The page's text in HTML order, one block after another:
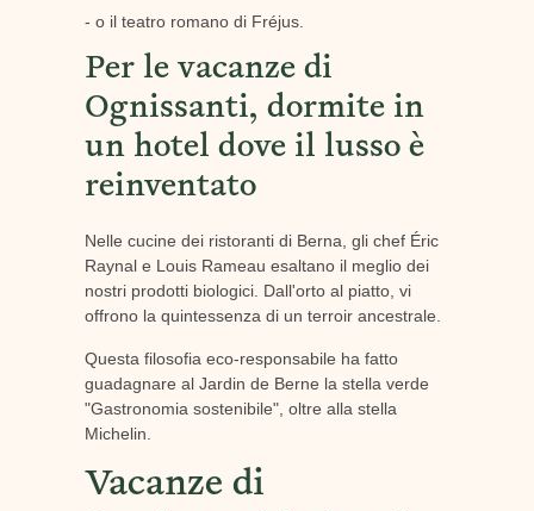
- o il teatro romano di Fréjus.
Per le vacanze di
Ognissanti, dormite in
un hotel dove il lusso è
reinventato
Nelle cucine dei ristoranti di Berna, gli chef Éric
Raynal e Louis Rameau esaltano il meglio dei
nostri prodotti biologici. Dall'orto al piatto, vi
offrono la quintessenza di un terroir ancestrale.
Questa filosofia eco-responsabile ha fatto
guadagnare al Jardin de Berne la stella verde
"Gastronomia sostenibile", oltre alla stella
Michelin.
Vacanze di